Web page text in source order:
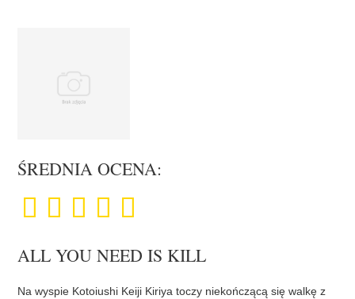
ŚREDNIA OCENA:
ALL YOU NEED IS KILL
Na wyspie Kotoiushi Keiji Kiriya toczy niekończącą się walkę z